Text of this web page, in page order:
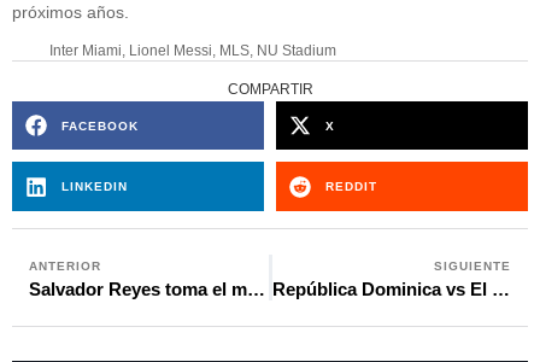
próximos años.
Inter Miami, Lionel Messi, MLS, NU Stadium
COMPARTIR
FACEBOOK X
LINKEDIN REDDIT
ANTERIOR
Salvador Reyes toma el mando de la Selección de Guatemala ante complicaciones de salud de Tena
SIGUIENTE
República Dominica vs El Salvador: horario, sede y dónde verlo en vivo